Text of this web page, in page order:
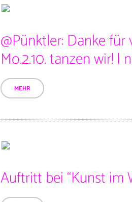
@Pünktler: Danke
Mo.2.10. tanzen wir!
MEHR
Auftritt bei “Kunst im